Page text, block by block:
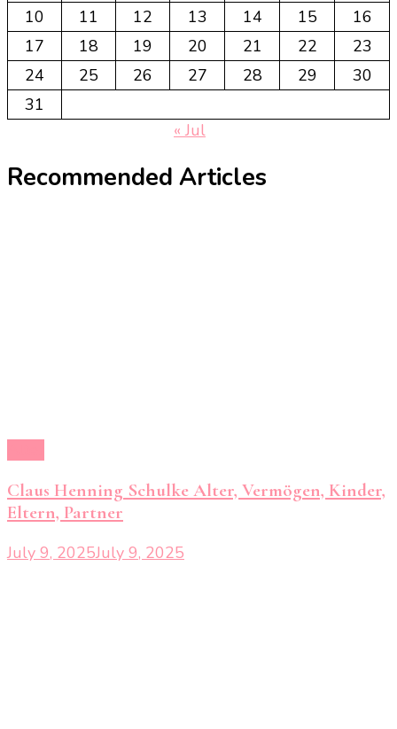
10
11 12 13 14 15
16
17
18 19 20 21 22
23
24
25 26 27 28 29
30
31
« Jul
Recommended Articles
Claus Henning Schulke Alter, Vermögen, Kinder,
Eltern, Partner
July 9, 2025July 9, 2025